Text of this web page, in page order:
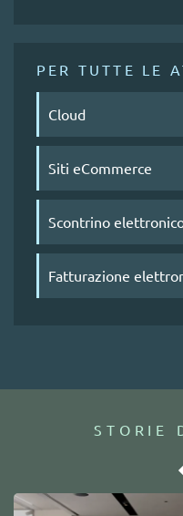
PER TUTTE LE
Cloud
Siti eCommerce
Scontrino
Fatturazione
STORIE